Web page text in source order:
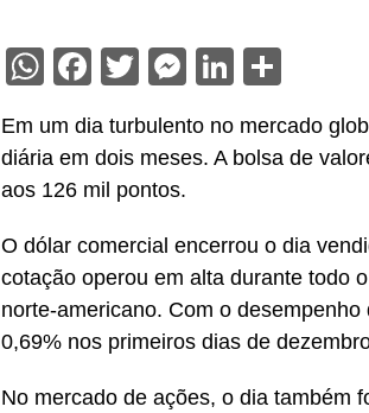
WhatsApp
Facebook
Twitter
Messenger
LinkedIn
Em um dia turbulento no mercado
diária em dois meses. A bolsa de
aos 126 mil pontos.
O dólar comercial encerrou o dia
cotação operou em alta durante todo
norte-americano. Com o
0,69% nos primeiros dias de
No mercado de ações, o dia também